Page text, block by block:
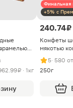
₽ · 1кг
Финальная
+5% с
240.74 ₽
Конфеты
мякотью
5· 580
250г